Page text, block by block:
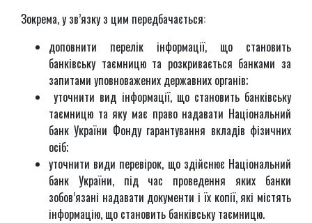
Зокрема, у зв’язку з цим передбачається:
доповнити перелік інформації, що становить
банківську таємницю та розкривається банками за
запитами уповноважених державних органів;
уточнити вид інформації, що становить банківську
таємницю та яку має право надавати Національний
банк України Фонду гарантування вкладів фізичних
осіб;
уточнити види перевірок, що здійснює Національний
банк України, під час проведення яких банки
зобов’язані надавати документи і їх копії, які містять
інформацію, що становить банківську таємницю.